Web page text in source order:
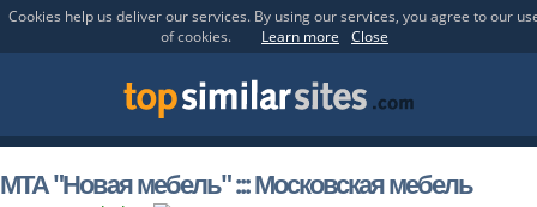
Cookies help us deliver our services. By using our services, you agree to our
of cookies.
Learn more Close
МТА "Новая мебель" ::: Московская мебель